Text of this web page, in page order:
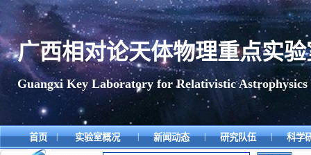
广西相对论天体物理重点实验
Guangxi Key Laboratory for Relativistic Astrophysics
首页 | 实验室概况 | 新闻动态 | 研究队伍 | 科学